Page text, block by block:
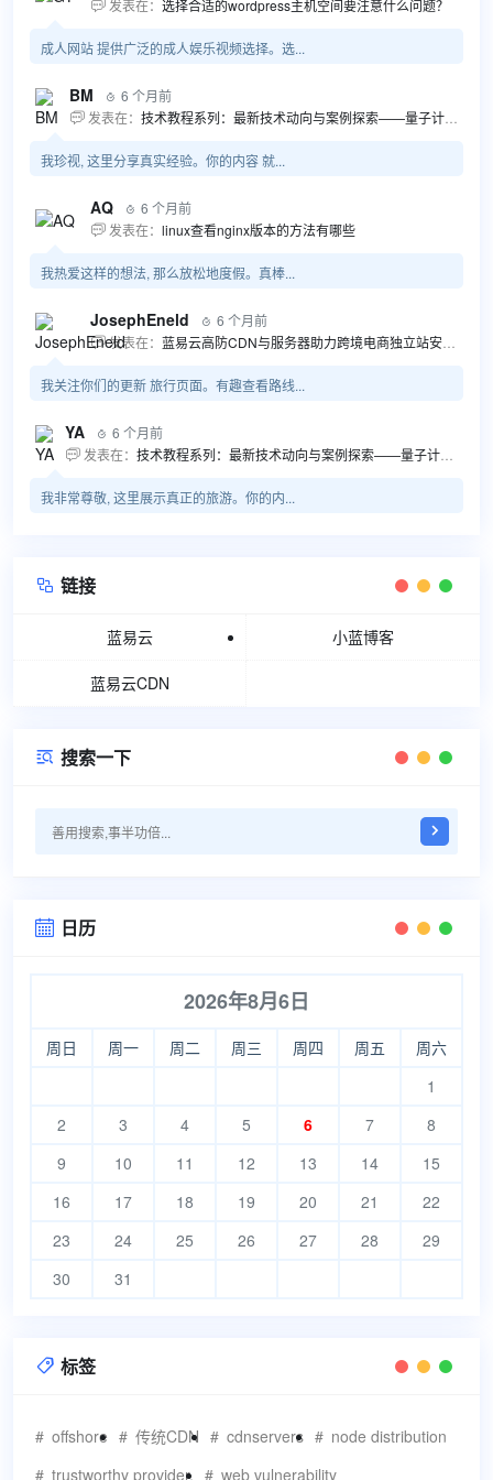
 发表在： 选择合适的wordpress主机空间要注意什么问题？
成人网站 提供广泛的成人娱乐视频选择。选...
BM  6 个月前
 发表在： 技术教程系列：最新技术动向与案例探索——量子计算商业应用揭秘 该教程将深入探索最新技术动态，重点关注量子计算技术在商业领域的应用，结合具体案例阐述其背景、起因、经过和结果。同时，强调技术文档和运维文档的重要性，揭示它们在新技术发展和行业标准...
我珍视, 这里分享真实经验。你的内容 就...
AQ  6 个月前
 发表在： linux查看nginx版本的方法有哪些
我热爱这样的想法, 那么放松地度假。真棒...
JosephEneld  6 个月前
 发表在： 蓝易云高防CDN与服务器助力跨境电商独立站安全高效发展
我关注你们的更新 旅行页面。有趣查看路线...
YA  6 个月前
 发表在： 技术教程系列：最新技术动向与案例探索——量子计算商业应用揭秘 该教程将深入探索最新技术动态，重点关注量子计算技术在商业领域的应用，结合具体案例阐述其背景、起因、经过和结果。同时，强调技术文档和运维文档的重要性，揭示它们在新技术发展和行业标准...
我非常尊敬, 这里展示真正的旅游。你的内...
 链接
蓝易云 小蓝博客
蓝易云CDN
 搜索一下
 日历
2026年8月6日
周日 周一 周二 周三 周四 周五
周六
1
2
3 4 5 6 7
8
9
10 11 12 13 14
15
16
17 18 19 20 21
22
23
24 25 26 27 28
29
30
31
 标签
offshore 传统CDN cdnservers
node distribution
trustworthy provider.
web vulnerability